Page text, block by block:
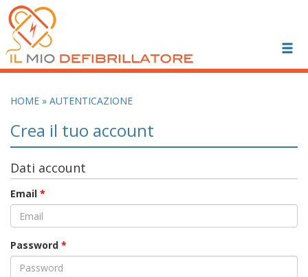
HOME » AUTENTICAZIONE
Crea il tuo account
Dati account
Email *
Password *